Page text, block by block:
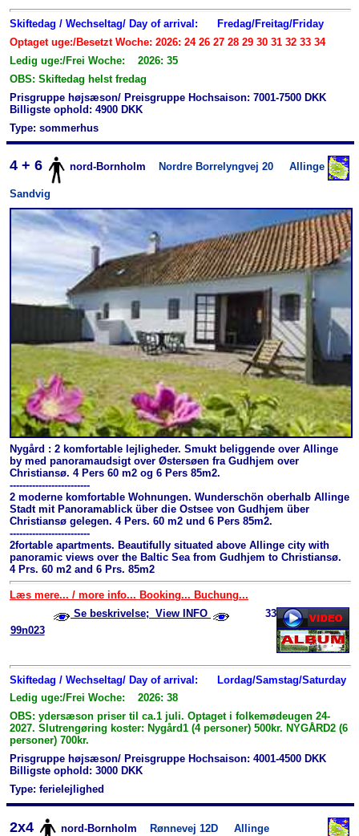
Skiftedag / Wechseltag/ Day of arrival:
Fredag/Freitag/Friday
Optaget uge:/Besetzt Woche: 2026: 24 26 27 28 29 30 31 32 33 34
Ledig uge:/Frei Woche: 2026: 35
OBS: Skiftedag helst fredag
Prisgruppe højsæson/ Preisgruppe Hochsaison: 7001-7500 DKK
Billigste ophold: 4900 DKK
Type: sommerhus
4 + 6 nord-Bornholm Nordre Borrelyngvej 20 Allinge
Sandvig
Nygård : 2 komfortable lejligheder. Smukt beliggende over Allinge
by med panoramaudsigt over Østersøen fra Gudhjem over
Christiansø. 4 Pers 60 m2 og 6 Pers 85m2.
-------------------------
2 moderne komfortable Wohnungen. Wunderschön oberhalb Allinge
Stadt mit Panoramablick über die Ostsee von Gudhjem über
Christiansø gelegen. 4 Pers. 60 m2 und 6 Pers 85m2.
-------------------------
2fortable apartments. Beautifully situated above Allinge city with
panoramic views over the Baltic Sea from Gudhjem to Christiansø.
4 Prs. 60 m2 and 6 Prs. 85m2
Læs mere... / more info... Booking... Buchung...
99n023
Se beskrivelse; View INFO 33
Skiftedag / Wechseltag/ Day of arrival: Lordag/Samstag/Saturday
Ledig uge:/Frei Woche: 2026: 38
OBS: ydersæson priser til ca.1 juli. Optaget i folkemødeugen 24-
2027. Slutrengøring koster: Nygård1 (4 personer) 500kr. NYGÅRD2 (6
personer) 700kr.
Prisgruppe højsæson/ Preisgruppe Hochsaison: 4001-4500 DKK
Billigste ophold: 3000 DKK
Type: ferielejlighed
2x4 nord-Bornholm Rønnevej 12D Allinge